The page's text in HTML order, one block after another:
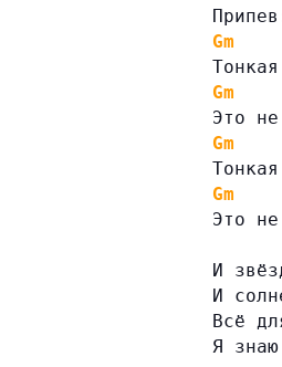
Gm
Gm
Это
Gm
Gm
Это
И
И
Всё
Я